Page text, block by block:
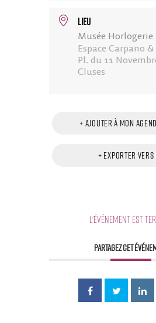
LIEU
Musée Horlogerie
Espace Carpano
Pl. du 11
Cluses
+ Ajouter à mon
+ Exporter vers
L'événement est
PARTAGEZ CET